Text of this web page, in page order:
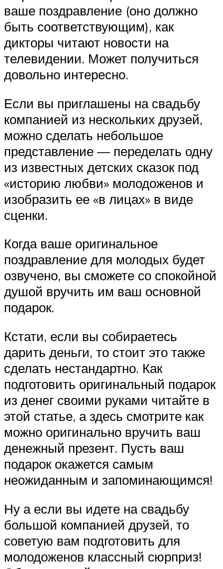
ваше поздравление (оно должно
быть соответствующим), как
дикторы читают новости на
телевидении. Может получиться
довольно интересно.
Если вы приглашены на свадьбу
компанией из нескольких друзей,
можно сделать небольшое
представление — переделать одну
из известных детских сказок под
«историю любви» молодоженов и
изобразить ее «в лицах» в виде
сценки.
Когда ваше оригинальное
поздравление для молодых будет
озвучено, вы сможете со спокойной
душой вручить им ваш основной
подарок.
Кстати, если вы собираетесь
дарить деньги, то стоит это также
сделать нестандартно. Как
подготовить оригинальный подарок
из денег своими руками читайте в
этой статье, а здесь смотрите как
можно оригинально вручить ваш
денежный презент. Пусть ваш
подарок окажется самым
неожиданным и запоминающимся!
Ну а если вы идете на свадьбу
большой компанией друзей, то
советую вам подготовить для
молодоженов классный сюрприз!